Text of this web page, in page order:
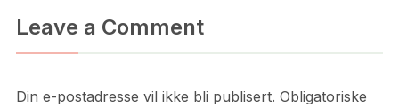
Leave a Comment
Din e-postadresse vil ikke bli publisert. Obligatoriske